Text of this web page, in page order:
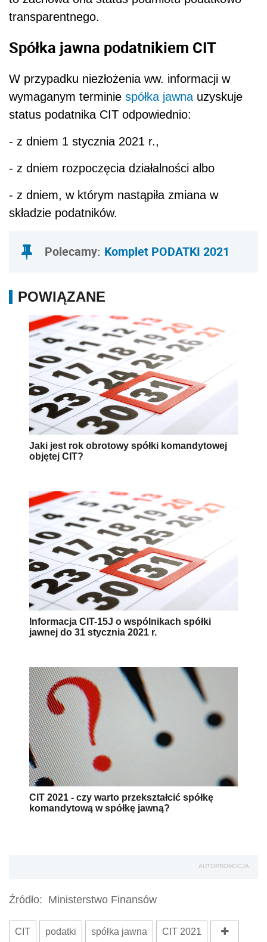
transparentnego.
Spółka jawna podatnikiem CIT
W przypadku niezłożenia ww. informacji w
wymaganym terminie spółka jawna uzyskuje
status podatnika CIT odpowiednio:
- z dniem 1 stycznia 2021 r.,
- z dniem rozpoczęcia działalności albo
- z dniem, w którym nastąpiła zmiana w
składzie podatników.
Polecamy: Komplet PODATKI 2021
POWIĄZANE
Jaki jest rok obrotowy spółki komandytowej
objętej CIT?
Informacja CIT-15J o wspólnikach spółki
jawnej do 31 stycznia 2021 r.
CIT 2021 - czy warto przekształcić spółkę
komandytową w spółkę jawną?
AUTOPROMOCJA
Źródło: Ministerstwo Finansów
CIT podatki spółka jawna CIT 2021